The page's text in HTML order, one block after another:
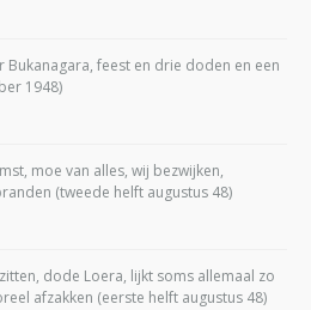
Bukanagara, feest en drie doden en een
1948)
moe van alles, wij bezwijken,
(tweede helft augustus 48)
dode Loera, lijkt soms allemaal zo
afzakken (eerste helft augustus 48)